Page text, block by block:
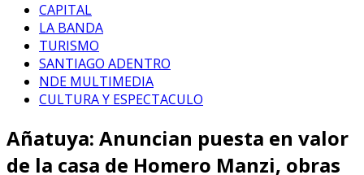
CAPITAL
LA BANDA
TURISMO
SANTIAGO ADENTRO
NDE MULTIMEDIA
CULTURA Y ESPECTACULO
Añatuya: Anuncian puesta en valor
de la casa de Homero Manzi, obras